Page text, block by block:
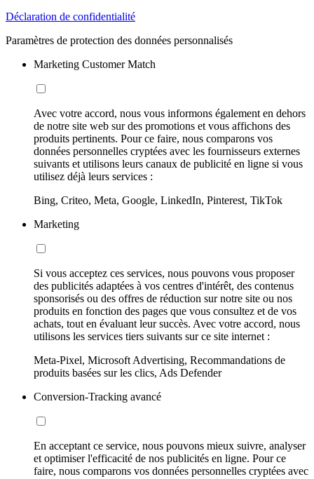
Déclaration de confidentialité
Paramètres de protection des données personnalisés
Marketing Customer Match
Avec votre accord, nous vous informons également en dehors
de notre site web sur des promotions et vous affichons des
produits pertinents. Pour ce faire, nous comparons vos
données personnelles cryptées avec les fournisseurs externes
suivants et utilisons leurs canaux de publicité en ligne si vous
utilisez déjà leurs services :
Bing, Criteo, Meta, Google, LinkedIn, Pinterest, TikTok
Marketing
Si vous acceptez ces services, nous pouvons vous proposer
des publicités adaptées à vos centres d'intérêt, des contenus
sponsorisés ou des offres de réduction sur notre site ou nos
produits en fonction des pages que vous consultez et de vos
achats, tout en évaluant leur succès. Avec votre accord, nous
utilisons les services tiers suivants sur ce site internet :
Meta-Pixel, Microsoft Advertising, Recommandations de
produits basées sur les clics, Ads Defender
Conversion-Tracking avancé
En acceptant ce service, nous pouvons mieux suivre, analyser
et optimiser l'efficacité de nos publicités en ligne. Pour ce
faire, nous comparons vos données personnelles cryptées avec